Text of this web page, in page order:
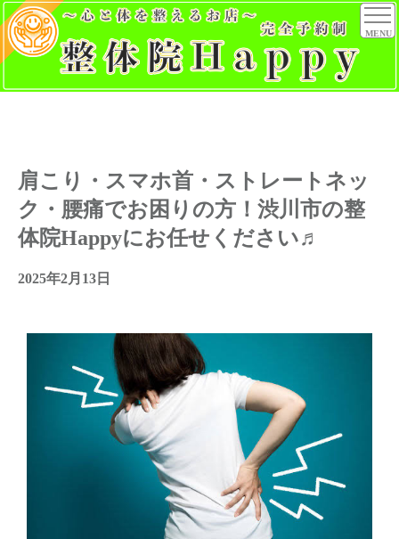
MENU
肩こり・スマホ首・ストレートネッ
ク・腰痛でお困りの方！渋川市の整
体院Happyにお任せください♬
2025年2月13日